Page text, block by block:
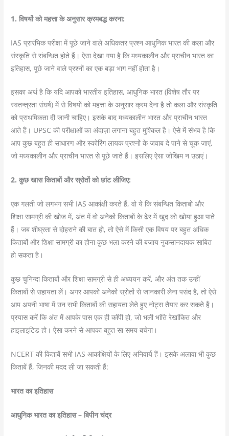
1. विषयों को महत्ता के अनुसार क्रमबद्ध करना:
IAS प्रारंभिक परीक्षा में पूछे जाने वाले अधिकतर प्रश्न आधुनिक भारत की कला और
संस्कृति से संबन्धित होते हैं। ऐसा देखा गया है कि मध्यकालीन और प्राचीन भारत का
इतिहास, पूछे जाने वाले प्रश्नों का एक बड़ा भाग नहीं होता है।
इसका अर्थ है कि यदि आपको भारतीय इतिहास, आधुनिक भारत (विशेष तौर पर
स्वतन्त्रता संघर्ष) में से विषयों को महत्ता के अनुसार क्रम देना है तो कला और संस्कृति
को प्राथमिकता दी जानी चाहिए। इसके बाद मध्यकालीन भारत और प्राचीन भारत
आते हैं। UPSC की परीक्षाओं का अंदाज़ा लगाना बहुत मुश्किल है। ऐसे में संभव है कि
आप कुछ बहुत ही साधारण और स्कोरिंग लायक प्रश्नों के जवाब दे पाने से चूक जाएं,
जो मध्यकालीन और प्राचीन भारत से पूछे जाते हैं। इसलिए ऐसा जोखिम न उठाएं।
2. कुछ खास किताबों और स्रोतों को छांट लीजिए:
एक गलती जो लगभग सभी IAS आकांक्षी करते हैं, वो ये कि संबन्धित किताबों और
शिक्षा सामग्री की खोज में, अंत में वो अनेकों किताबों के ढेर में खुद को खोया हुआ पाते
हैं। जब शीघ्रता से दोहराने की बात हो, तो ऐसे में किसी एक विषय पर बहुत अधिक
किताबों और शिक्षा सामग्री का होना कुछ भला करने की बजाय नुकसानदायक साबित
हो सकता है।
कुछ चुनिन्दा किताबों और शिक्षा सामग्री से ही अध्ययन करें, और अंत तक उन्हीं
किताबों से सहायता लें। अगर आपको अनेकों स्रोतों से जानकारी लेना पसंद है, तो ऐसे
आप अपनी भाषा में उन सभी किताबों की सहायता लेते हुए नोट्स तैयार कर सकते हैं।
प्रयास करें कि अंत में आपके पास एक ही कॉपी हो, जो भली भांति रेखांकित और
हाइलाइटिड हो। ऐसा करने से आपका बहुत सा समय बचेगा।
NCERT की किताबें सभी IAS आकांक्षियों के लिए अनिवार्य हैं। इसके अलावा भी कुछ
किताबें हैं, जिनकी मदद ली जा सकती हैं:
भारत का इतिहास
आधुनिक भारत का इतिहास – बिपीन चंद्र